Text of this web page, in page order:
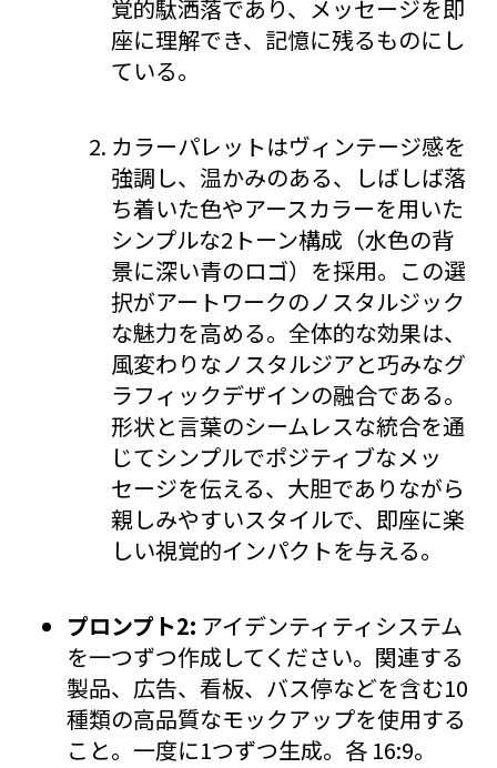
覚的駄洒落であり、メッセージを即
座に理解でき、記憶に残るものにし
ている。
カラーパレットはヴィンテージ感を
強調し、温かみのある、しばしば落
ち着いた色やアースカラーを用いた
シンプルな2トーン構成（水色の背
景に深い青のロゴ）を採用。この選
択がアートワークのノスタルジック
な魅力を高める。全体的な効果は、
風変わりなノスタルジアと巧みなグ
ラフィックデザインの融合である。
形状と言葉のシームレスな統合を通
じてシンプルでポジティブなメッ
セージを伝える、大胆でありながら
親しみやすいスタイルで、即座に楽
しい視覚的インパクトを与える。
プロンプト2: アイデンティティシステム
を一つずつ作成してください。関連する
製品、広告、看板、バス停などを含む10
種類の高品質なモックアップを使用する
こと。一度に1つずつ生成。各 16:9。